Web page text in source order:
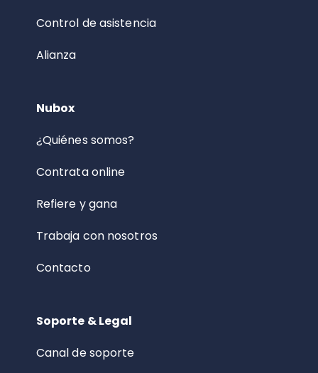
Control de asistencia
Alianza
Nubox
¿Quiénes somos?
Contrata online
Refiere y gana
Trabaja con nosotros
Contacto
Soporte & Legal
Canal de soporte